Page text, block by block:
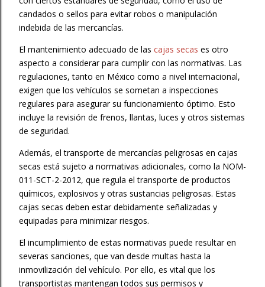
candados o sellos para evitar robos o manipulación
indebida de las mercancías.
El mantenimiento adecuado de las cajas secas es otro
aspecto a considerar para cumplir con las normativas. Las
regulaciones, tanto en México como a nivel internacional,
exigen que los vehículos se sometan a inspecciones
regulares para asegurar su funcionamiento óptimo. Esto
incluye la revisión de frenos, llantas, luces y otros sistemas
de seguridad.
Además, el transporte de mercancías peligrosas en cajas
secas está sujeto a normativas adicionales, como la NOM-
011-SCT-2-2012, que regula el transporte de productos
químicos, explosivos y otras sustancias peligrosas. Estas
cajas secas deben estar debidamente señalizadas y
equipadas para minimizar riesgos.
El incumplimiento de estas normativas puede resultar en
severas sanciones, que van desde multas hasta la
inmovilización del vehículo. Por ello, es vital que los
transportistas mantengan todos sus permisos y